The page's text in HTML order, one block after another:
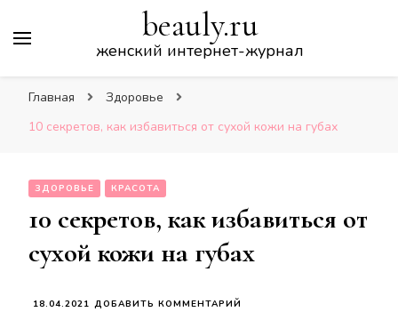
beauly.ru
женский интернет-журнал
Главная
Здоровье
10 секретов, как избавиться от сухой кожи на губах
ЗДОРОВЬЕ КРАСОТА
10 секретов, как избавиться от
сухой кожи на губах
18.04.2021 ДОБАВИТЬ КОММЕНТАРИЙ